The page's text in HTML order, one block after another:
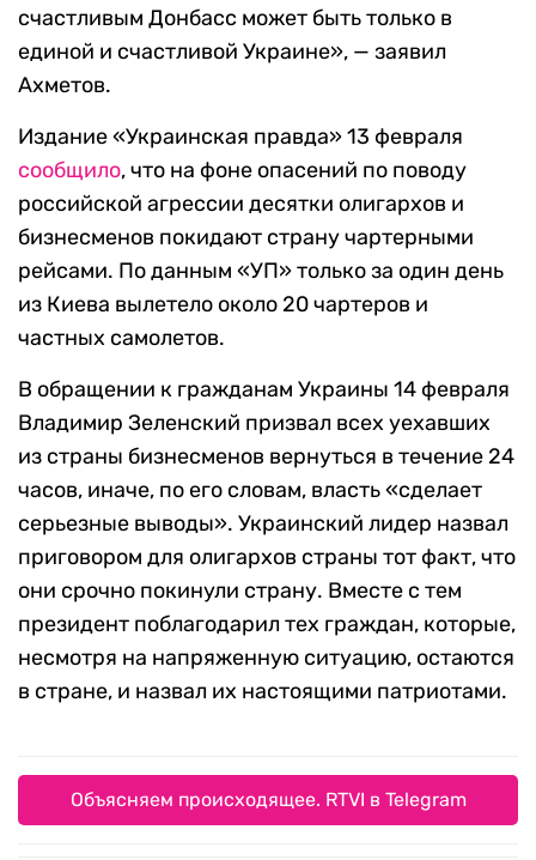
счастливым Донбасс может быть только в
единой и счастливой Украине», — заявил
Ахметов.
Издание «Украинская правда» 13 февраля
сообщило, что на фоне опасений по поводу
российской агрессии десятки олигархов и
бизнесменов покидают страну чартерными
рейсами. По данным «УП» только за один день
из Киева вылетело около 20 чартеров и
частных самолетов.
В обращении к гражданам Украины 14 февраля
Владимир Зеленский призвал всех уехавших
из страны бизнесменов вернуться в течение 24
часов, иначе, по его словам, власть «сделает
серьезные выводы». Украинский лидер назвал
приговором для олигархов страны тот факт, что
они срочно покинули страну. Вместе с тем
президент поблагодарил тех граждан, которые,
несмотря на напряженную ситуацию, остаются
в стране, и назвал их настоящими патриотами.
Объясняем происходящее. RTVI в Telegram